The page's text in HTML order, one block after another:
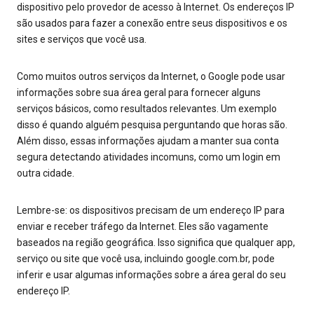
dispositivo pelo provedor de acesso à Internet. Os endereços IP
são usados para fazer a conexão entre seus dispositivos e os
sites e serviços que você usa.
Como muitos outros serviços da Internet, o Google pode usar
informações sobre sua área geral para fornecer alguns
serviços básicos, como resultados relevantes. Um exemplo
disso é quando alguém pesquisa perguntando que horas são.
Além disso, essas informações ajudam a manter sua conta
segura detectando atividades incomuns, como um login em
outra cidade.
Lembre-se: os dispositivos precisam de um endereço IP para
enviar e receber tráfego da Internet. Eles são vagamente
baseados na região geográfica. Isso significa que qualquer app,
serviço ou site que você usa, incluindo google.com.br, pode
inferir e usar algumas informações sobre a área geral do seu
endereço IP.